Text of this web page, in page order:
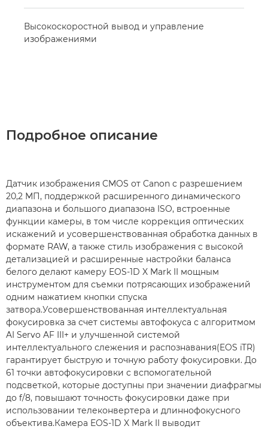
Высокоскоростной вывод и управление
изображениями
Подробное описание
Датчик изображения CMOS от Canon с разрешением
20,2 МП, поддержкой расширенного динамического
диапазона и большого диапазона ISO, встроенные
функции камеры, в том числе коррекция оптических
искажений и усовершенствованная обработка данных в
формате RAW, а также стиль изображения с высокой
детализацией и расширенные настройки баланса
белого делают камеру EOS-1D X Mark II мощным
инструментом для съемки потрясающих изображений
одним нажатием кнопки спуска
затвора.Усовершенствованная интеллектуальная
фокусировка за счет системы автофокуса с алгоритмом
AI Servo AF III+ и улучшенной системой
интеллектуального слежения и распознавания(EOS iTR)
гарантирует быструю и точную работу фокусировки. До
61 точки автофокусировки с вспомогательной
подсветкой, которые доступны при значении диафрагмы
до f/8, повышают точность фокусировки даже при
использовании телеконвертера и длиннофокусного
объектива.Камера EOS-1D X Mark II выводит